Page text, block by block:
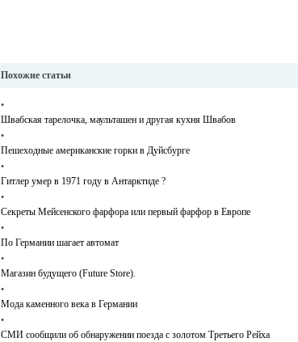
Похожие статьи
•
Швабская тарелочка, маульташен и другая кухня Швабов
•
Пешеходные американские горки в Дуйсбурге
•
Гитлер умер в 1971 году в Антарктиде ?
•
Секреты Мейсенского фарфора или первый фарфор в Европе
•
По Германии шагает автомат
•
Магазин будущего (Future Store).
•
Мода каменного века в Германии
•
СМИ сообщили об обнаружении поезда с золотом Третьего Рейха